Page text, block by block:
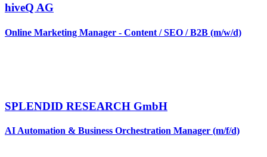
hiveQ AG
Online Marketing Manager - Content / SEO / B2B (m/w/d)
SPLENDID RESEARCH GmbH
AI Automation & Business Orchestration Manager (m/f/d)